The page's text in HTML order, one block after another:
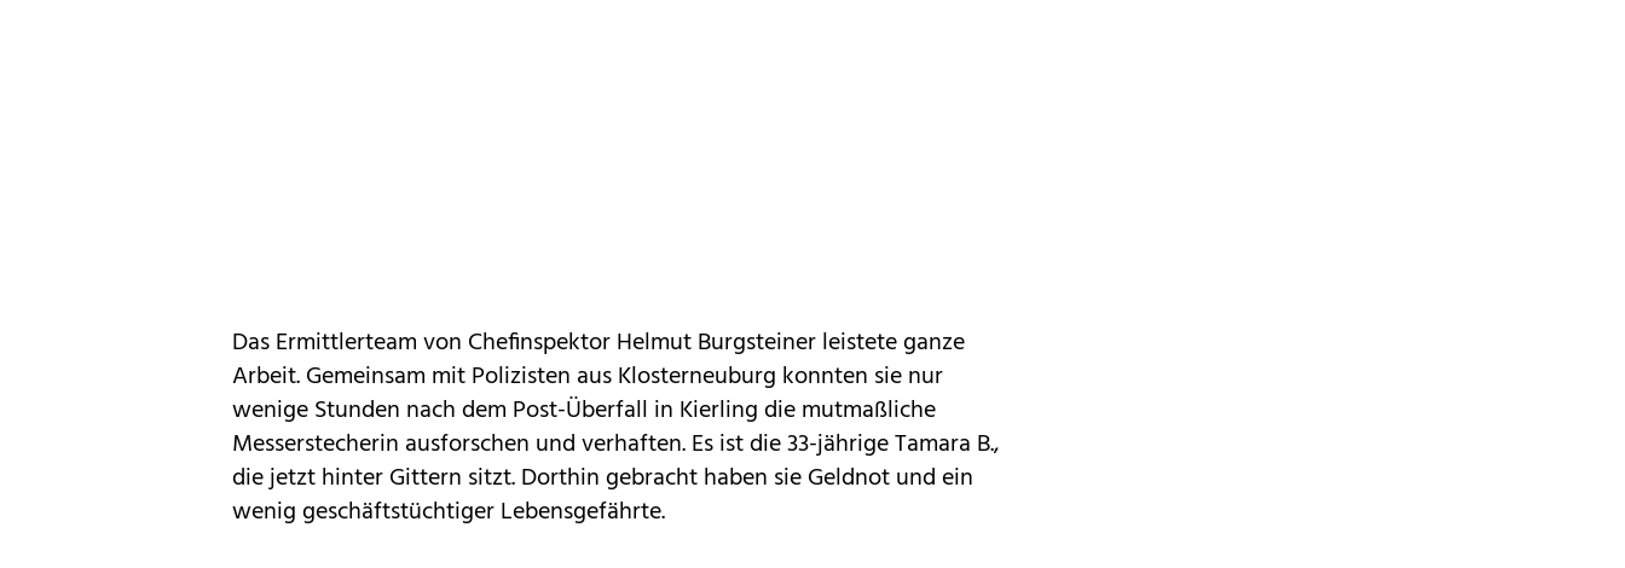
Das Ermittlerteam von Chefinspektor Helmut Burgsteiner leistete ganze
Arbeit. Gemeinsam mit Polizisten aus Klosterneuburg konnten sie nur
wenige Stunden nach dem Post-Überfall in Kierling die mutmaßliche
Messerstecherin ausforschen und verhaften. Es ist die 33-jährige Tamara B.,
die jetzt hinter Gittern sitzt. Dorthin gebracht haben sie Geldnot und ein
wenig geschäftstüchtiger Lebensgefährte.